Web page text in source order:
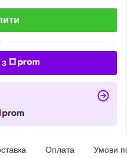
Оплата Умови